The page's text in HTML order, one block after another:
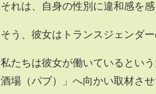
それは、自身の性別に違和感を
そう、彼女はトランスジェンダー
私たちは彼女が働いているとい
酒場（パブ）」へ向かい取材させ